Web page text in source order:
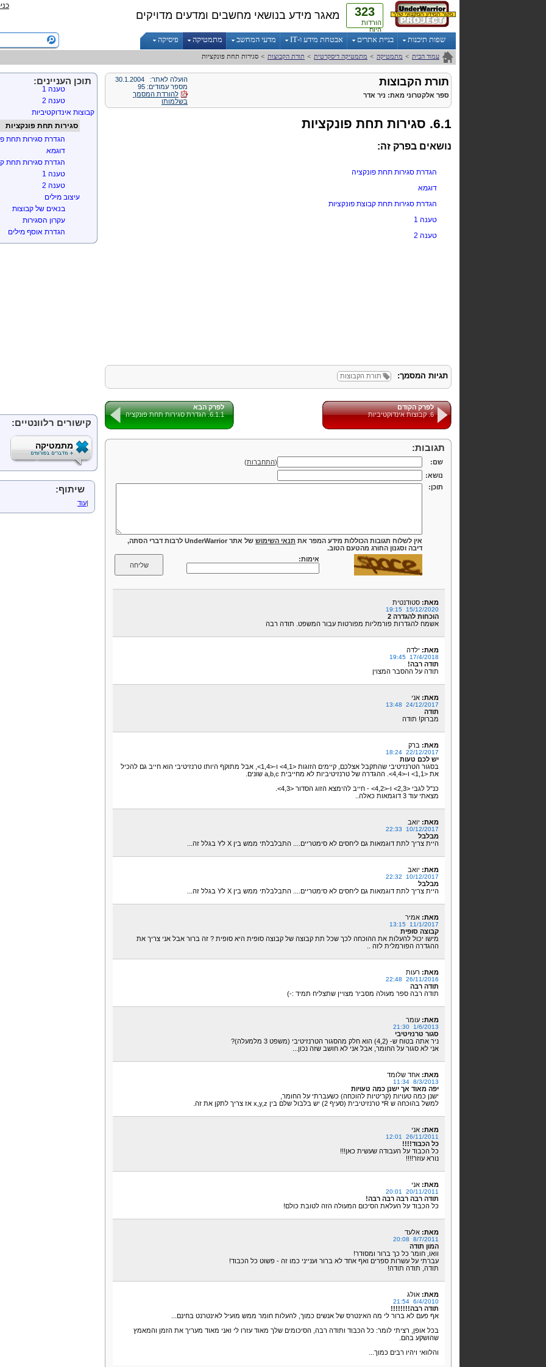
323
הורדות
היום
מאגר מידע בנושאי מחשבים ומדעים מדויקים
שפות תיכנות בניית אתרים אבטחת מידע ו-IT מדעי המחשב מתמטיקה פיסיקה
עמוד הבית > מתמטיקה > מתמטיקה דיסקרטית > תורת הקבוצות > סגירות תחת פונקציות
הועלה לאתר: 30.1.2004
מספר עמודים: 95
להורדת המסמך
בשלמותו
תורת הקבוצות
ספר אלקטרוני מאת: ניר אדר
6.1. סגירות תחת פונקציות
נושאים בפרק זה:
הגדרת סגירות תחת פונקציה
דוגמא
הגדרת סגירות תחת קבוצת פונקציות
טענה 1
טענה 2
תגיות המסמך: תורת הקבוצות
לפרק הקודם
6. קבוצות אינדוקטיביות
לפרק הבא
6.1.1. הגדרת סגירות תחת פונקציה
תגובות:
שם: (התחברות)
נושא:
תוכן:
אין לשלוח תגובות הכוללות מידע המפר את תנאי השימוש
של אתר UnderWarrior לרבות דברי הסתה,
דיבה וסגנון החורג מהטעם הטוב.
אימות:
מאת: סטודנטית
15/12/2020 19:15
הוכחות להגדרה 2
אשמח להגדרות פורמליות מפורטות עבור המשפט. תודה רבה
מאת: ילדה
17/4/2018 19:45
תודה רבה!
תודה על ההסבר המצוין
מאת: אני
24/12/2017 13:48
תודה
מברוק! תודה
מאת: ברק
22/12/2017 18:24
יש לכם טעות
בסגור הטרנזיטיבי שהתקבל אצלכם, קיימים הזוגות <4,1> ו-<1,4>, אבל מתוקף היותו טרנזיטיבי הוא חייב גם להכיל
את <1,1> ו-<4,4>. ההגדרה של טרנזיטיביות לא מחייבית a,b,c שונים.
כנ"ל לגבי <2,3> ו-<4,2> - חייב להימצא הזוג הסדור <4,3>.
מצאתי עוד 3 דוגמאות כאלה..
מאת: יואב
10/12/2017 22:33
מבלבל
היית צריך לתת דוגמאות גם ליחסים לא סימטריים.... התבלבלתי ממש בין X לY בגלל זה...
מאת: יואב
10/12/2017 22:32
מבלבל
היית צריך לתת דוגמאות גם ליחסים לא סימטריים.... התבלבלתי ממש בין X לY בגלל זה...
מאת: אמיר
11/1/2017 13:15
קבוצה סופית
מישו יכול להעלות את ההוכחה לכך שכל תת קבוצה של קבוצה סופית היא סופית ? זה ברור אבל אני צריך את
ההגדרה הפורמלית לזה ..
מאת: רעות
26/11/2016 22:48
תודה רבה
תודה רבה ספר מעולה מסביר מצויין שתצליח תמיד :-)
מאת: עומר
1/6/2013 21:30
סגור טרנזיטיבי
ניר אתה בטוח ש- (4,2) הוא חלק מהסגור הטרנזיטיבי (משפט 3 מלמעלה)?
אני לא סגור על החומר, אבל אני לא חושב שזה נכון...
מאת: אחד שלומד
8/3/2013 11:34
יפה מאוד אך ישנן כמה טעויות
ישנן כמה טעויות (קריטיות להוכחה) כשעברתי על החומר,
למשל בהוכחה ש R* טרנזיטיבית (סעיף 2) יש בלבול שלם בין x,y,z אז צריך לתקן את זה.
מאת: אני
26/11/2011 12:01
כל הכבוד!!!!
כל הכבוד על העבודה שעשית כאן!!!
נורא עוזר!!!!
מאת: אני
20/11/2011 20:01
תודה רבה רבה רבה רבה!
כל הכבוד על העלאת הסיכום המעולה הזה לטובת כולם!
מאת: אלעד
8/7/2011 20:08
המון תודה
וואו, חומר כל כך ברור ומסודר!
עברתי על עשרות ספרים ואף אחד לא ברור וענייני כמו זה - פשוט כל הכבוד!
תודה, תודה תודה!
מאת: אולג
6/4/2010 21:54
תודה רבה!!!!!!!!
אף פעם לא ברור לי מה האינטרס של אנשים כמוך, להעלות חומר ממש מועיל לאינטרנט בחינם...
בכל אופן, רציתי לומר: כל הכבוד ותודה רבה, הסיכומים שלך מאוד עזרו לי ואני מאוד מעריך את הזמן והמאמץ
שהושקע בהם.
והלוואי ויהיו רבים כמוך...
תוכן העניינים:
עוצמת הרצף
משפט קנטור ברנשטיין
ניסוח 1
ניסוח 2
טענה 1
טענה 2
קבוצות אינדוקטיביות
סגירות תחת פונקציות
הגדרת סגירות תחת
דוגמא
הגדרת סגירות תחת
טענה 1
טענה 2
עיצוב מילים
בנאים של קבוצות
עקרון הסגירות
הגדרת אוסף מילים
קישורים רלוונטיים:
מתמטיקה
שיתוף:
|עוד